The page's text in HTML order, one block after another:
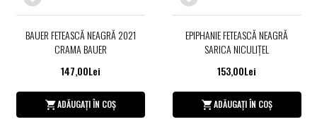
BAUER FETEASCĂ NEAGRĂ 2021
CRAMA BAUER
147,00Lei
ADĂUGAȚI ÎN COȘ
EPIPHANIE FETEASCĂ NEAGRĂ
SARICA NICULIŢEL
153,00Lei
ADĂUGAȚI ÎN COȘ